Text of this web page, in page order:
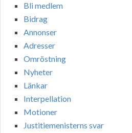
Bli medlem
Bidrag
Annonser
Adresser
Omröstning
Nyheter
Länkar
Interpellation
Motioner
Justitiemenisterns svar